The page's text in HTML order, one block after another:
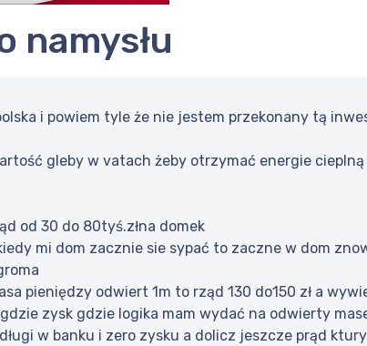
namysłu
i powiem tyle że nie jestem przekonany tą
gleby w vatach żeby otrzymać energie
od 30 do 80tyś.złna domek
mi dom zacznie sie sypać to zaczne w dom
pieniędzy odwiert 1m to rząd 130 do150 zł a
zysk gdzie logika mam wydać na odwierty
w banku i zero zysku a dolicz jeszcze prąd